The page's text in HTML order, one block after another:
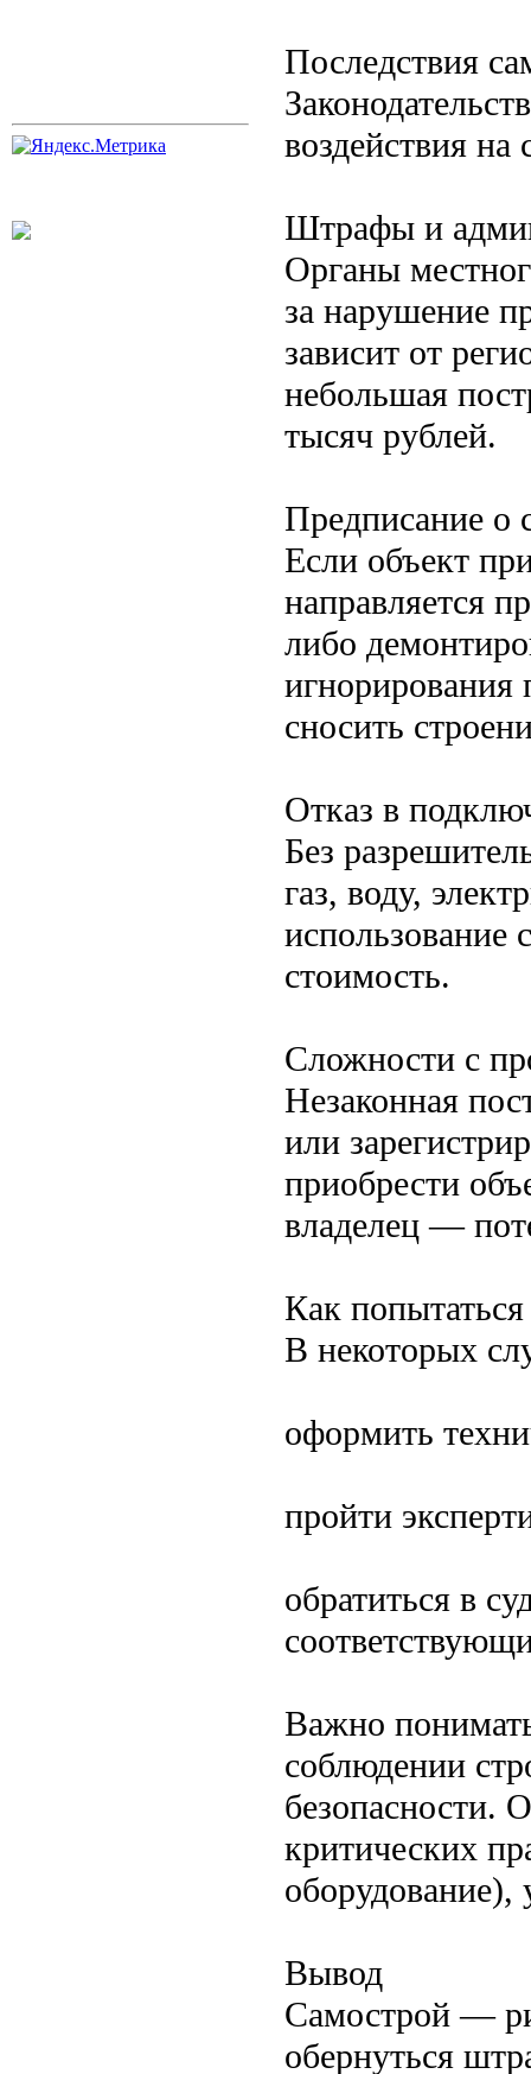
Последствия
воздействия на
Штрафы и
Органы
за нарушение
зависит от
небольшая
тысяч рублей.
Предписание о
Если объект
направляется
либо
игнорирования
сносить
Отказ в
Без
газ, воду,
использование
стоимость.
Сложности с
Незаконная
или
приобрести
владелец —
Как
В некоторых
оформить
пройти
обратиться в
Важно
соблюдении
безопасности.
критических
оборудование),
Вывод
Самострой —
обернуться